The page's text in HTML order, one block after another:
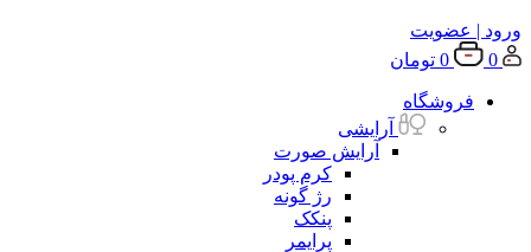
ورود | عضویت
0
0 تومان
فروشگاه
آرایشی
آرایش صورت
کرم پودر
رژ گونه
پنکک
پرایمر